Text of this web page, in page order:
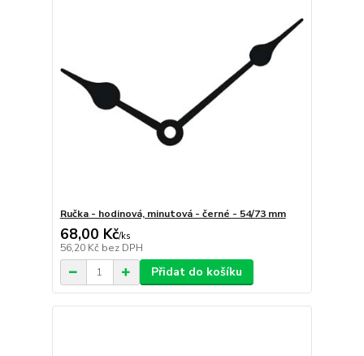
Ručka - hodinová, minutová - černé - 54/73 mm
68,00 Kč/ks
56,20 Kč bez DPH
Přidat do košíku